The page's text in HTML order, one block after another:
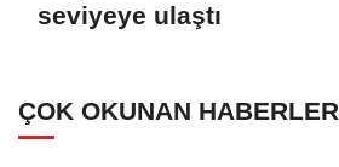
seviyeye ulaştı
ÇOK OKUNAN HABERLER